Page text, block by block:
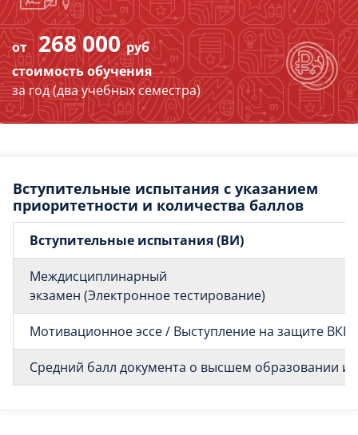
от 268 000руб
стоимость обучения
за год (два учебных семестра)
Вступительные испытания с указанием
приоритетности и количества баллов
Вступительные испытания (ВИ)
Междисциплинарный
экзамен (Электронное тестирование)
Мотивационное эссе / Выступление на защите ВКР
Средний балл документа о высшем образовании и